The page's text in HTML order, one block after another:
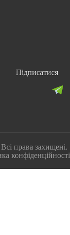
Підписатися
права захищені.
конфіденційності